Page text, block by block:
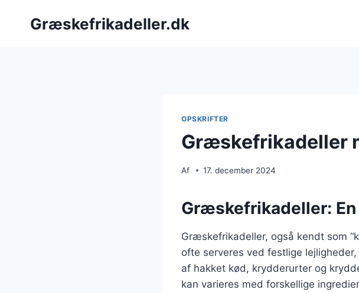
Græskefrikadeller.dk
OPSKRIFTER
Græskefrikadeller
Af 17. december 2024
Græskefrikadeller:
Græskefrikadeller, også kendt som
ofte serveres ved festlige
af hakket kød, krydderurter og
kan varieres med forskellige